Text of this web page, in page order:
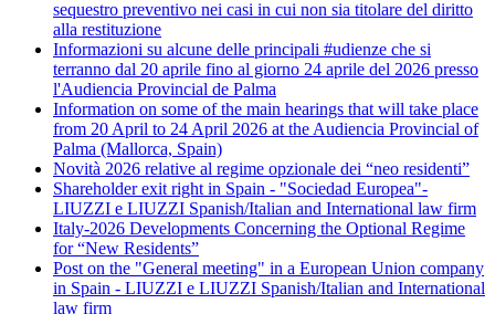
sequestro preventivo nei casi in cui non sia titolare del diritto
alla restituzione
Informazioni su alcune delle principali #udienze che si
terranno dal 20 aprile fino al giorno 24 aprile del 2026 presso
l'Audiencia Provincial de Palma
Information on some of the main hearings that will take place
from 20 April to 24 April 2026 at the Audiencia Provincial of
Palma (Mallorca, Spain)
Novità 2026 relative al regime opzionale dei “neo residenti”
Shareholder exit right in Spain - "Sociedad Europea"-
LIUZZI e LIUZZI Spanish/Italian and International law firm
Italy-2026 Developments Concerning the Optional Regime
for “New Residents”
Post on the "General meeting" in a European Union company
in Spain - LIUZZI e LIUZZI Spanish/Italian and International
law firm